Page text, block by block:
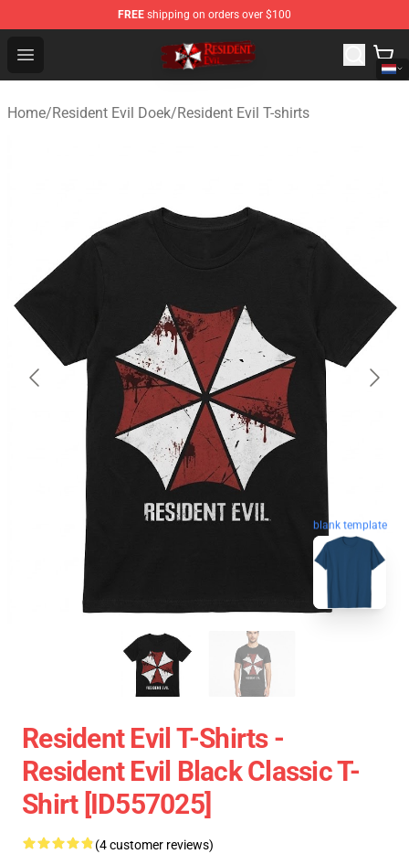
FREE shipping on orders over $100
Open menu
Resident Evil Shop - Official Resident Evil Merchandise
Home/Resident Evil Doek/Resident Evil T-shirts
blank template
Resident Evil T-Shirts -
Resident Evil Black Classic T-
Shirt [ID557025]
(4 customer reviews)